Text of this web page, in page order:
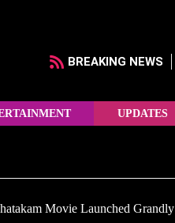
BREAKING NEWS
UPDATES
Movie Launched Grandly